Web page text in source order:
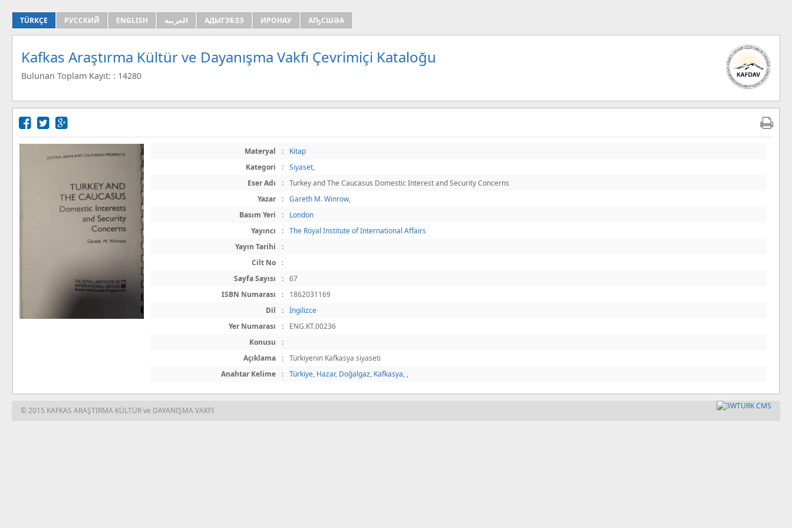
TÜRKÇE РУССКИЙ ENGLISH العربية АДЫГЭБЗЭ ИРОНАУ АҦСШӘА
Kafkas Araştırma Kültür ve Dayanışma Vakfı Çevrimiçi Kataloğu
Bulunan Toplam Kayıt: : 14280
Materyal :
Kitap
Kategori
: Siyaset,
Eser Adı
:
Turkey and The Caucasus Domestic Interest and Security Concerns
Yazar
: Gareth M. Winrow,
Basım Yeri
:
London
Yayıncı
:
The Royal Institute of International Affairs
Yayın Tarihi
:
Cilt No
:
Sayfa Sayısı
:
67
ISBN Numarası
:
1862031169
Dil
:
İngilizce
Yer Numarası
:
ENG.KT.00236
Konusu
:
Açıklama
:
Türkiyenin Kafkasya siyaseti
Anahtar Kelime
: Türkiye, Hazar, Doğalgaz, Kafkasya, ,
© 2015 KAFKAS ARAŞTIRMA KÜLTÜR ve DAYANIŞMA VAKFI